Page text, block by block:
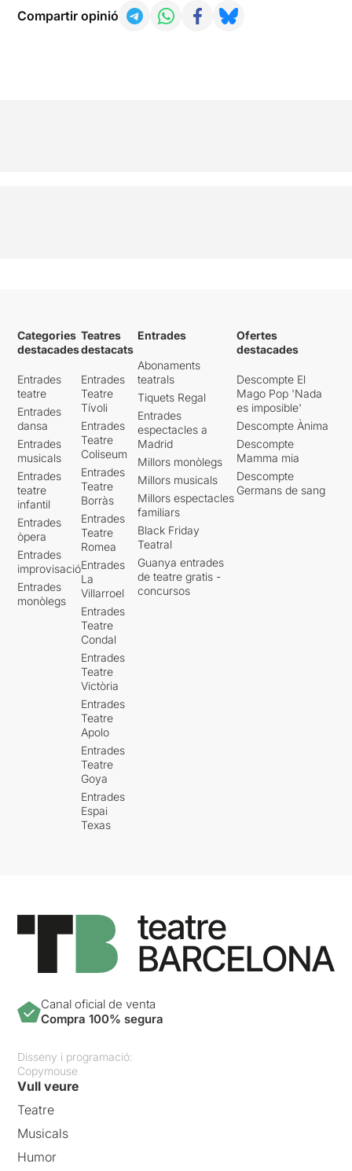
Compartir opinió
Categories
destacades
Entrades
teatre
Entrades
dansa
Entrades
musicals
Entrades
teatre
infantil
Entrades
òpera
Entrades
improvisació
Entrades
monòlegs
Teatres
destacats
Entrades
Teatre
Tívoli
Entrades
Teatre
Coliseum
Entrades
Teatre
Borràs
Entrades
Teatre
Romea
Entrades
La
Villarroel
Entrades
Teatre
Condal
Entrades
Teatre
Victòria
Entrades
Teatre
Apolo
Entrades
Teatre
Goya
Entrades
Espai
Texas
Entrades
Abonaments
teatrals
Tiquets Regal
Entrades
espectacles a
Madrid
Millors monòlegs
Millors musicals
Millors espectacles
familiars
Black Friday
Teatral
Guanya entrades
de teatre gratis -
concursos
Ofertes
destacades
Descompte El
Mago Pop 'Nada
es imposible'
Descompte Ànima
Descompte
Mamma mia
Descompte
Germans de sang
Canal oficial de venta
Compra 100% segura
Disseny i programació:
Copymouse
Vull veure
Teatre
Musicals
Humor